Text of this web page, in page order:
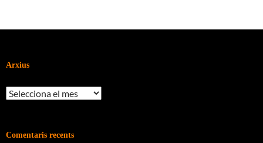
Arxius
Arxius
Comentaris recents